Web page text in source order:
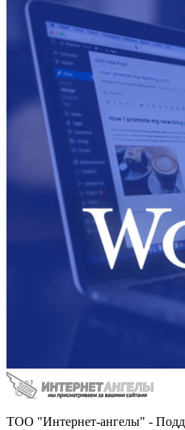
ТОО "Интернет-ангелы" -